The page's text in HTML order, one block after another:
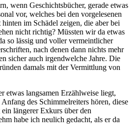
wenn Geschichtsbücher, gerade etwas
vor, welches bei den vorgelesenen
im Schädel zeigen, die aber bei
nicht richtig? Müssten wir da etwas
so lässig und voller vermeintlicher
nach denen dann nichts mehr
sicher auch irgendwelche Jahre. Die
damals mit der Vermittlung von
etwas langsamen Erzählweise liegt,
des Schimmelreiters hören, diese
längerer Exkurs über den
habe ich neulich gedacht, als er da